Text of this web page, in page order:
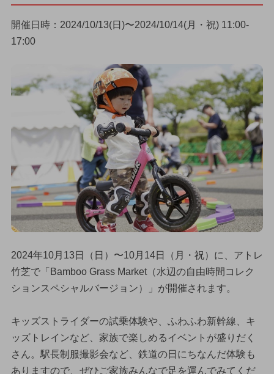
開催日時：2024/10/13(日)〜2024/10/14(月・祝) 11:00-
17:00
2024年10月13日（日）〜10月14日（月・祝）に、アトレ
竹芝で「Bamboo Grass Market（水辺の自由時間コレク
ションスペシャルバージョン）」が開催されます。
キッズストライダーの試乗体験や、ふわふわ新幹線、キ
ッズトレインなど、家族で楽しめるイベントが盛りだく
さん。駅長制服撮影会など、鉄道の日にちなんだ体験も
ありますので、ぜひご家族みんなで足を運んでみてくだ